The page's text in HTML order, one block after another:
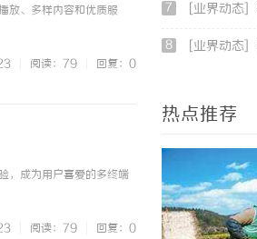
放、多样内容和优质服
阅读：79 回复：0
，成为用户喜爱的多终端
阅读：79 回复：0
7 [业界动态]
8 [业界动态]
热点推荐